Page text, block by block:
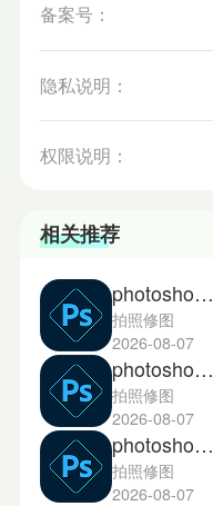
备案号：
隐私说明：
权限说明：
相关推荐
photoshop手机版
拍照修图
2026-08-07
photoshop免费版
拍照修图
2026-08-07
photoshop中文版
拍照修图
2026-08-07